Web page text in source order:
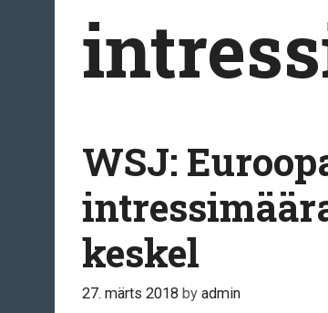
WSJ:
keskel
27. märts 2018 by admin